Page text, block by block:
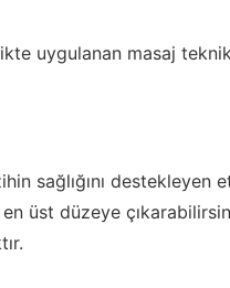
uygulanan masaj
sağlığını
üst düzeye